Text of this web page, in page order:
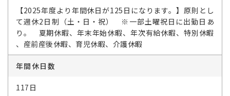
【2025年度より年間休日が125日になります。】原則とし
て週休2日制（土・日・祝） ※一部土曜祝日に出勤日あ
り。 夏期休暇、年末年始休暇、年次有給休暇、特別休暇
、産前産後休暇、育児休暇、介護休暇
年間休日数
117日